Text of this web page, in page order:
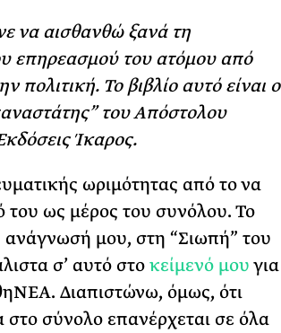
να αισθανθώ ξανά τη
επηρεασμού του ατόμου από
πολιτική. Το βιβλίο αυτό είναι ο
του Απόστολου
Ίκαρος.
ωριμότητας από το να
του ως μέρος του συνόλου. Το
μου, στη “Σιωπή” του
σ’ αυτό στοκείμενό μουγια
Διαπιστώνω, όμως, ότι
σύνολο επανέρχεται σε όλα